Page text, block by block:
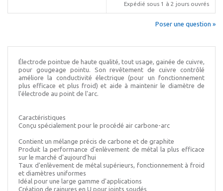
Expédié sous 1 à 2 jours ouvrés
Poser une question »
Électrode pointue de haute qualité, tout usage, gainée de cuivre,
pour gougeage pointu. Son revêtement de cuivre contrôlé
améliore la conductivité électrique (pour un fonctionnement
plus efficace et plus froid) et aide à maintenir le diamètre de
l'électrode au point de l'arc.
Caractéristiques
Conçu spécialement pour le procédé air carbone-arc
Contient un mélange précis de carbone et de graphite
Produit la performance d'enlèvement de métal la plus efficace
sur le marché d'aujourd'hui
Taux d'enlèvement de métal supérieurs, fonctionnement à froid
et diamètres uniformes
Idéal pour une large gamme d'applications
Création de rainures en U pour joints soudés